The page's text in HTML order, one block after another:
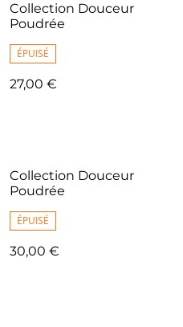
Collection Douceur
Poudrée
ÉPUISÉ
27,00 €
Collection Douceur
Poudrée
ÉPUISÉ
30,00 €